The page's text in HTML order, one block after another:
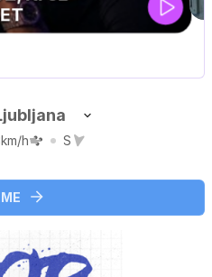
pustolovski
h S